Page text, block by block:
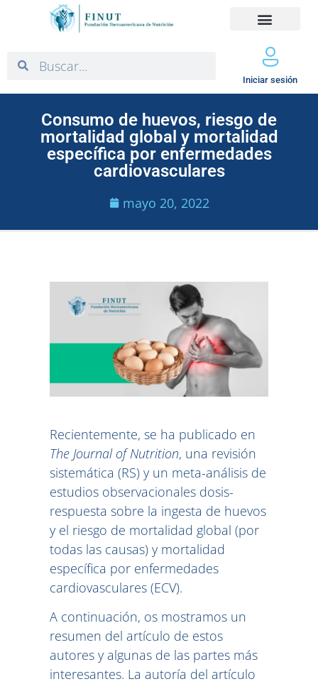
Iniciar sesión
Consumo de huevos, riesgo de
mortalidad global y mortalidad
específica por enfermedades
cardiovasculares
mayo 20, 2022
Recientemente, se ha publicado en
The Journal of Nutrition, una revisión
sistemática (RS) y un meta-análisis de
estudios observacionales dosis-
respuesta sobre la ingesta de huevos
y el riesgo de mortalidad global (por
todas las causas) y mortalidad
específica por enfermedades
cardiovasculares (ECV).
A continuación, os mostramos un
resumen del artículo de estos
autores y algunas de las partes más
interesantes. La autoría del artículo